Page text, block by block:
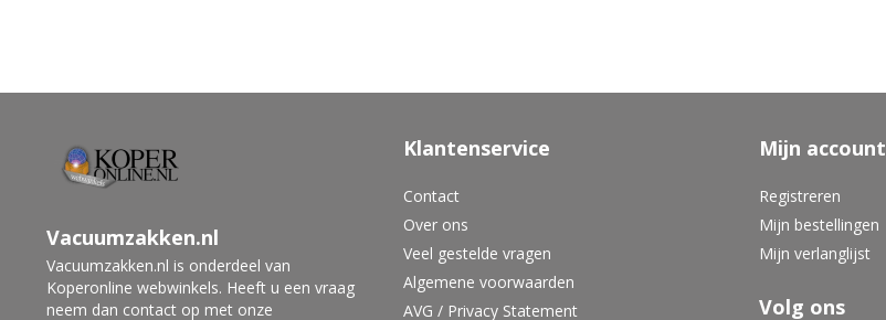
Vacuumzakken.nl
Vacuumzakken.nl is onderdeel van
Koperonline webwinkels. Heeft u een vraag
neem dan contact op met onze
Klantenservice
Contact
Over ons
Veel gestelde vragen
Algemene voorwaarden
AVG / Privacy Statement
Mijn account
Registreren
Mijn bestellingen
Mijn verlanglijst
Volg ons